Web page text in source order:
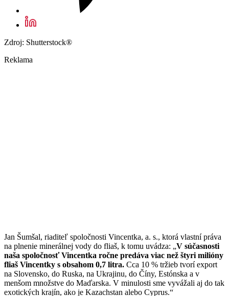
Zdroj: Shutterstock®
Reklama
Jan Šumšal, riaditeľ spoločnosti Vincentka, a. s., ktorá vlastní práva
na plnenie minerálnej vody do fliaš, k tomu uvádza: „V súčasnosti
naša spoločnosť Vincentka ročne predáva viac než štyri milióny
fliaš Vincentky s obsahom 0,7 litra. Cca 10 % tržieb tvorí export
na Slovensko, do Ruska, na Ukrajinu, do Číny, Estónska a v
menšom množstve do Maďarska. V minulosti sme vyvážali aj do tak
exotických krajín, ako je Kazachstan alebo Cyprus.“